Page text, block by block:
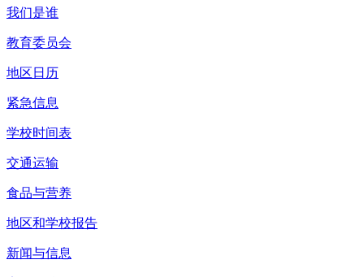
我们是谁
教育委员会
地区日历
紧急信息
学校时间表
交通运输
食品与营养
地区和学校报告
新闻与信息